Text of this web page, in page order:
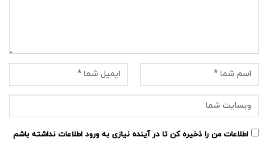
اطلاعات من را ذخیره کن تا در آینده نیازی به ورود اطلاعات نداشته باشم